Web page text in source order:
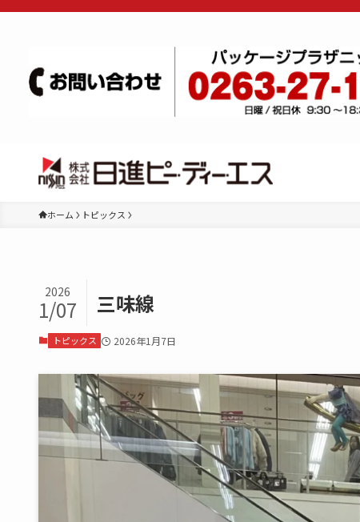
ホーム トピックス
三味線
2026
1/07
トピックス 2026年1月7日